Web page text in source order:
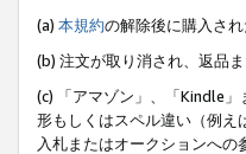
(a) 本規約の解除後に購入され
(b) 注文が取り消され、返品
(c) 「アマゾン」、「Kindle
形もしくはスペル違い（例
入札またはオークションへ